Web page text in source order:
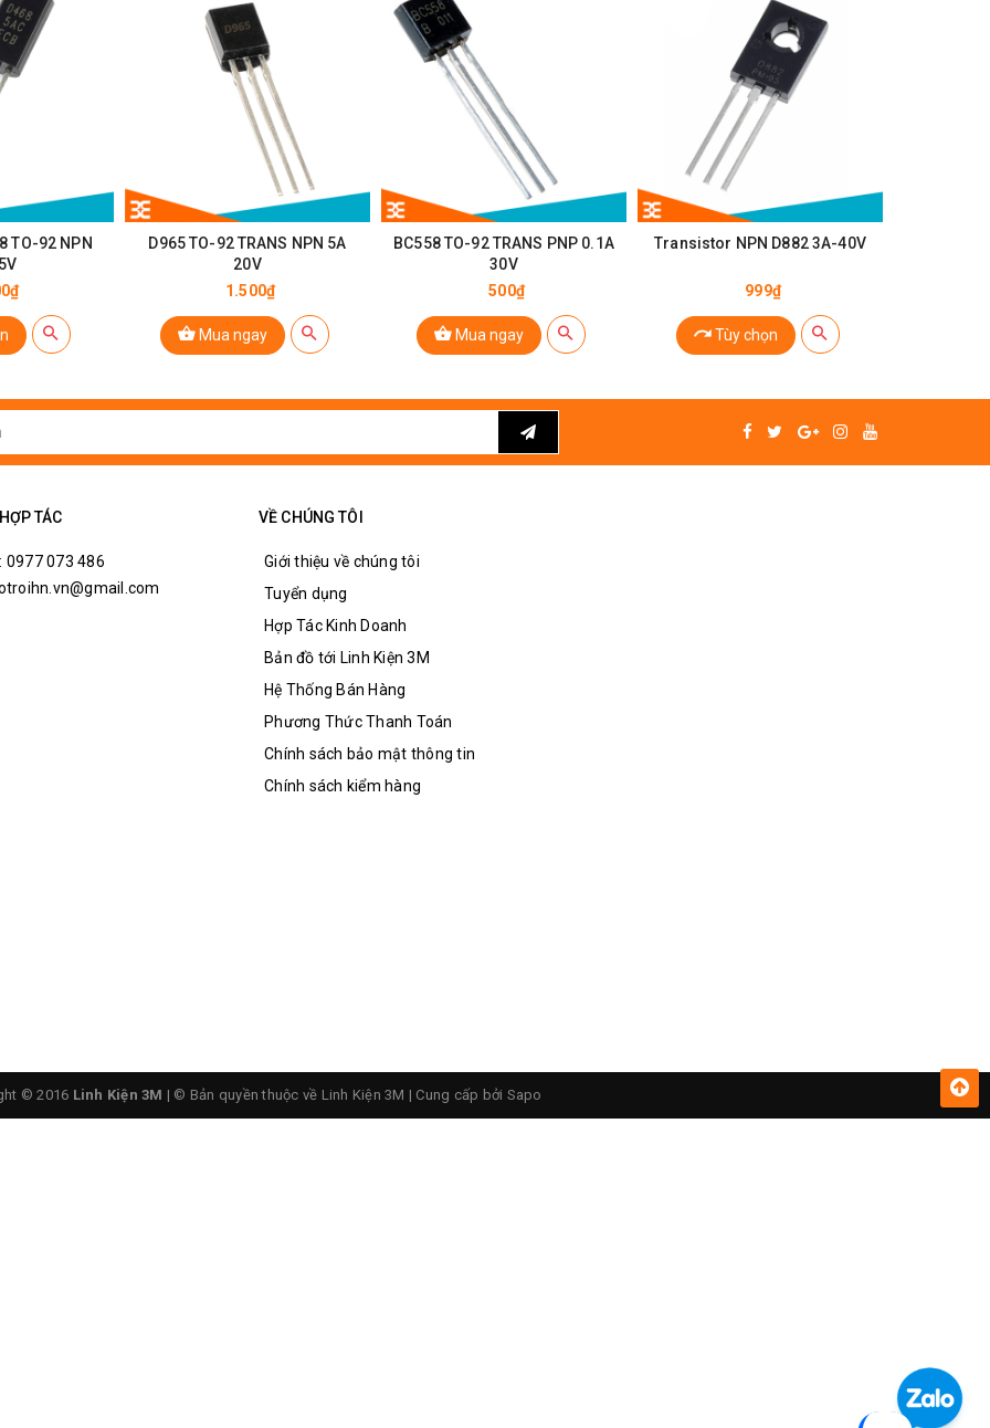
Transistor C945
Tiết Transistor C945
TO-92 NPN
D965 TO-92 TRANS NPN 5A
20V
1.500₫
Mua ngay
BC558 TO-92 TRANS PNP 0.1A
30V
500₫
Mua ngay
Transistor NPN D882 3A-40V
999₫
Tùy chọn
TÁC
0977 073 486
VỀ CHÚNG TÔI
Giới thiệu về chúng tôi
Tuyển dụng
Hợp Tác Kinh Doanh
Bản đồ tới Linh Kiện 3M
Hệ Thống Bán Hàng
Phương Thức Thanh Toán
Chính sách bảo mật thông tin
Chính sách kiểm hàng
© 2016 Linh Kiện 3M | © Bản quyền thuộc về Linh Kiện 3M | Cung cấp bởi Sapo